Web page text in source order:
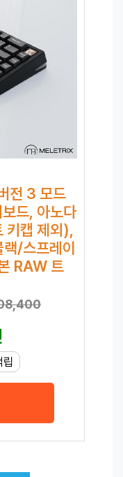
전 3 모드
드, 아노다
키캡 제외),
랙/스프레이
RAW 트